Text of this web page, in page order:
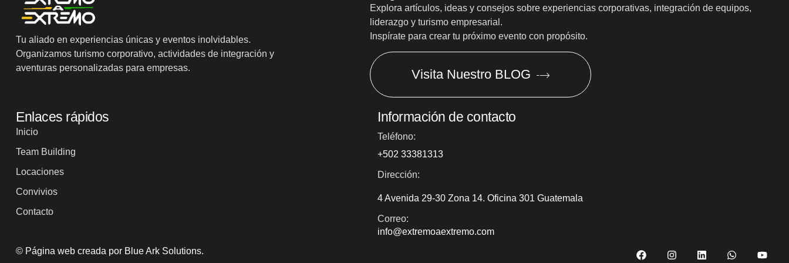
Tu aliado en experiencias únicas y eventos inolvidables.
Organizamos turismo corporativo, actividades de integración y
aventuras personalizadas para empresas.
Explora artículos, ideas y consejos sobre experiencias corporativas, integración de equipos,
liderazgo y turismo empresarial.
Inspírate para crear tu próximo evento con propósito.
Visita Nuestro BLOG
Enlaces rápidos
Inicio
Team Building
Locaciones
Convivios
Contacto
Información de contacto
Teléfono:
+502 33381313
Dirección:
4 Avenida 29-30 Zona 14. Oficina 301 Guatemala
Correo:
info@extremoaextremo.com
© Página web creada por Blue Ark Solutions.